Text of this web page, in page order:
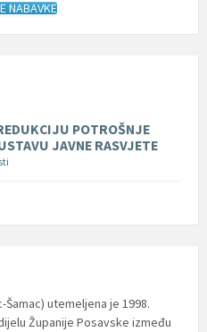
NABAVKE
POTROŠNJE
JAVNE RASVJETE
utemeljena je 1998.
Županije Posavske između